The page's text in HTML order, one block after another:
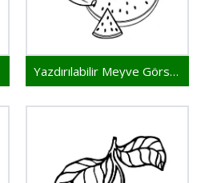
Yazdırılabilir Meyve Görseli